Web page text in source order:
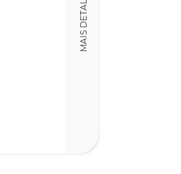
MAIS DETALHES